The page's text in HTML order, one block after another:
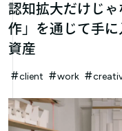
認知拡大だけじ
作」を通じて手
資産
client work